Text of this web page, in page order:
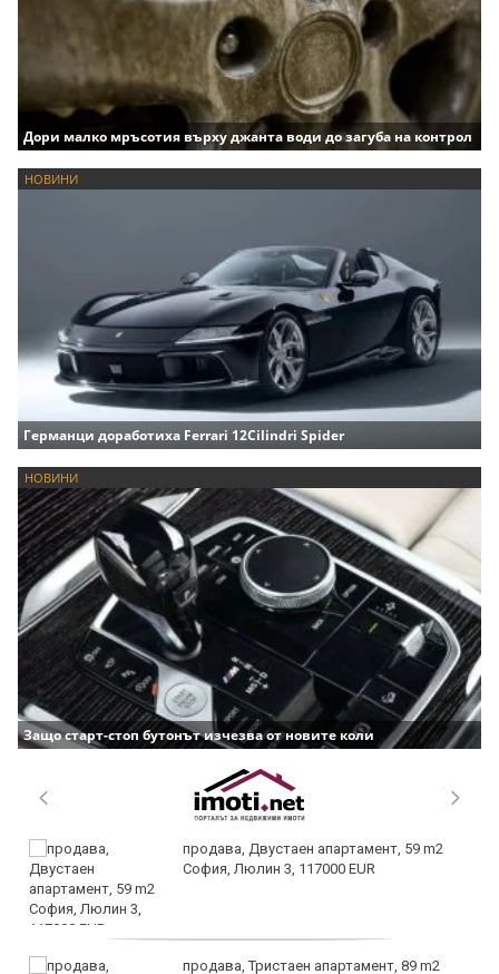
Дори малко мръсотия върху джанта води до загуба на контрол
НОВИНИ
Германци доработиха Ferrari 12Cilindri Spider
НОВИНИ
Защо старт-стоп бутонът изчезва от новите коли
продава, Двустаен апартамент, 59 m2
София, Люлин 3, 117000 EUR
продава, Тристаен апартамент, 89 m2